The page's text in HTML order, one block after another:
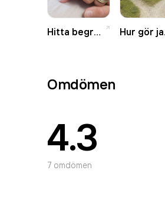
Hitta begravningsbyrå
Omdömen
4.3
7 omdömen